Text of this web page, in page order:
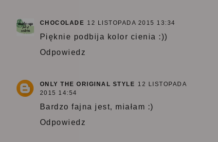
CHOCOLADE 12 LISTOPADA 2015 13:34
Pięknie podbija kolor cienia :))
Odpowiedz
ONLY THE ORIGINAL STYLE 12 LISTOPADA
2015 14:54
Bardzo fajna jest, miałam :)
Odpowiedz